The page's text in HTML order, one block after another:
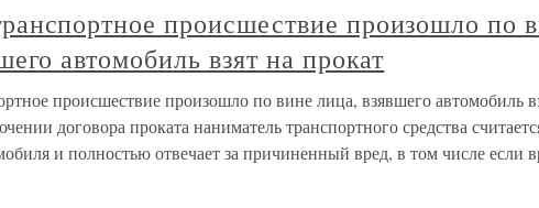
происшествие произошло по
автомобиль взят на прокат
происшествие произошло по вине лица, взявшего автомобиль
договора проката наниматель транспортного средства
и полностью отвечает за причиненный вред, в том числе если